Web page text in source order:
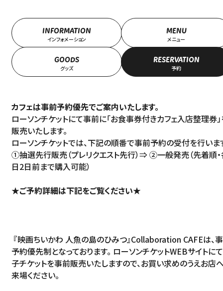
INFORMATION
インフォメーション
MENU
メニュー
GOODS
グッズ
RESERVATION
予約
カフェは事前予約優先でご案内いたします。
ローソンチケットにて事前に「お食事券付きカフェ入店整理券
販売いたします。
ローソンチケットでは、下記の順番で事前予約の受付を行いま
①抽選先行販売（プレリクエスト先行）⇒ ②一般発売（先着順
日2日前まで購入可能）
★ご予約詳細は下記をご覧ください★
『映画ちいかわ 人魚の島のひみつ』Collaboration CAFEは、
予約優先制となっております。 ローソンチケットWEBサイトに
子チケットを事前販売いたしますので、お買い求めのうえお店
来場ください。